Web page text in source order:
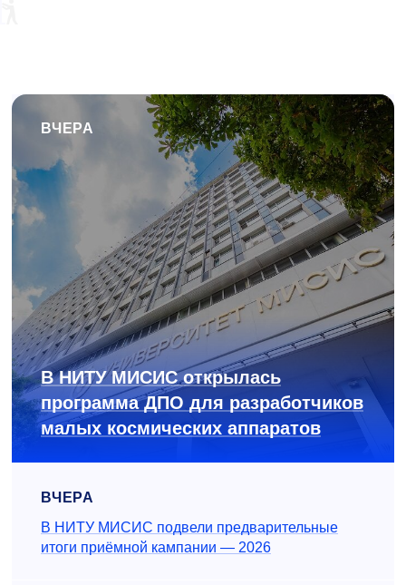
ВЧЕРА
В НИТУ МИСИС открылась
программа ДПО для разработчиков
малых космических аппаратов
ВЧЕРА
В НИТУ МИСИС подвели предварительные
итоги приёмной кампании — 2026